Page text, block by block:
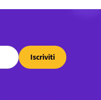
Iscriviti